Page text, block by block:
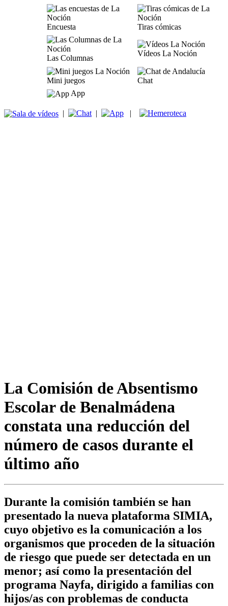
Encuesta Tiras cómicas
Las Columnas
Vídeos La Noción
Mini juegos
Chat
App
| | |
La Comisión de Absentismo
Escolar de Benalmádena
constata una reducción del
número de casos durante el
último año
Durante la comisión también se han
presentado la nueva plataforma SIMIA,
cuyo objetivo es la comunicación a los
organismos que proceden de la situación
de riesgo que puede ser detectada en un
menor; así como la presentación del
programa Nayfa, dirigido a familias con
hijos/as con problemas de conducta